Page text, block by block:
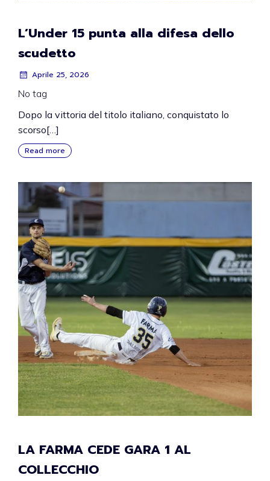
L’Under 15 punta alla difesa dello
scudetto
Aprile 25, 2026
No tag
Dopo la vittoria del titolo italiano, conquistato lo
scorso[…]
Read more
LA FARMA CEDE GARA 1 AL
COLLECCHIO